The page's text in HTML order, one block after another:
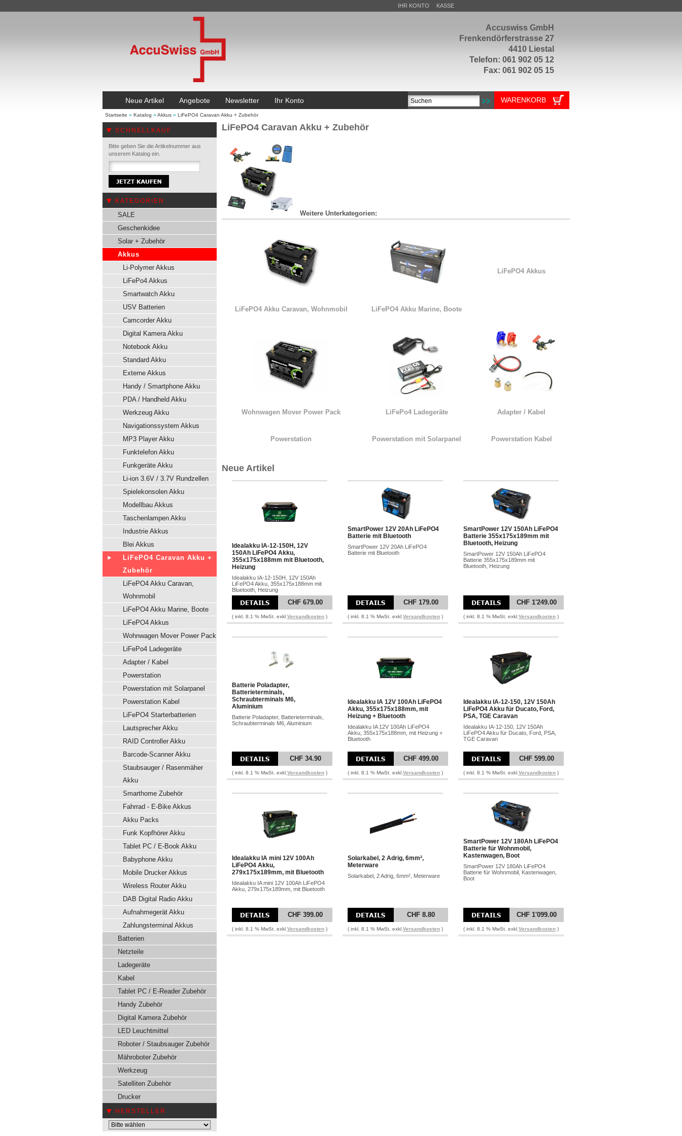
Accuswiss GmbH
Frenkendörferstrasse 27
4410 Liestal
Telefon: 061 902 05 12
Fax: 061 902 05 15
IHR KONTO KASSE
Neue Artikel Angebote Newsletter Ihr Konto WARENKORB
Startseite » Katalog » Akkus » LiFePO4 Caravan Akku + Zubehör
SCHNELLKAUF
Bitte geben Sie die Artikelnummer aus
unserem Katalog ein.
KATEGORIEN
SALE
Geschenkidee
Solar + Zubehör
Akkus
Li-Polymer Akkus
LiFePo4 Akkus
Smartwatch Akku
USV Batterien
Camcorder Akku
Digital Kamera Akku
Notebook Akku
Standard Akku
Externe Akkus
Handy / Smartphone Akku
PDA / Handheld Akku
Werkzeug Akku
Navigationssystem Akkus
MP3 Player Akku
Funktelefon Akku
Funkgeräte Akku
Li-ion 3.6V / 3.7V Rundzellen
Spielekonsolen Akku
Modellbau Akkus
Taschenlampen Akku
Industrie Akkus
Blei Akkus
LiFePO4 Caravan Akku +
Zubehör
LiFePO4 Akku Caravan,
Wohnmobil
LiFePO4 Akku Marine, Boote
LiFePO4 Akkus
Wohnwagen Mover Power Pack
LiFePo4 Ladegeräte
Adapter / Kabel
Powerstation
Powerstation mit Solarpanel
Powerstation Kabel
LiFePO4 Starterbatterien
Lautsprecher Akku
RAID Controller Akku
Barcode-Scanner Akku
Staubsauger / Rasenmäher
Akku
Smarthome Zubehör
Fahrrad - E-Bike Akkus
Akku Packs
Funk Kopfhörer Akku
Tablet PC / E-Book Akku
Babyphone Akku
Mobile Drucker Akkus
Wireless Router Akku
DAB Digital Radio Akku
Aufnahmegerät Akku
Zahlungsterminal Akkus
Batterien
Netzteile
Ladegeräte
Kabel
Tablet PC / E-Reader Zubehör
Handy Zubehör
Digital Kamera Zubehör
LED Leuchtmittel
Roboter / Staubsauger Zubehör
Mähroboter Zubehör
Werkzeug
Satelliten Zubehör
Drucker
HERSTELLER
LiFePO4 Caravan Akku + Zubehör
Weitere Unterkategorien:
LiFePO4 Akku Caravan, Wohnmobil LiFePO4 Akku Marine, Boote
LiFePO4 Akkus
Wohnwagen Mover Power Pack LiFePo4 Ladegeräte Adapter / Kabel
Powerstation Powerstation mit Solarpanel Powerstation Kabel
Neue Artikel
Idealakku IA-12-150H, 12V
150Ah LiFePO4 Akku,
355x175x188mm mit Bluetooth,
Heizung
Idealakku IA-12-150H, 12V 150Ah
LiFePO4 Akku, 355x175x188mm mit
Bluetooth, Heizung
CHF 679.00
( inkl. 8.1 % MwSt. exkl. Versandkosten )
SmartPower 12V 20Ah LiFePO4
Batterie mit Bluetooth
SmartPower 12V 20Ah LiFePO4
Batterie mit Bluetooth
CHF 179.00
( inkl. 8.1 % MwSt. exkl. Versandkosten )
SmartPower 12V 150Ah LiFePO4
Batterie 355x175x189mm mit
Bluetooth, Heizung
SmartPower 12V 150Ah LiFePO4
Batterie 355x175x189mm mit
Bluetooth, Heizung
CHF 1'249.00
( inkl. 8.1 % MwSt. exkl. Versandkosten )
Batterie Poladapter,
Batterieterminals,
Schraubterminals M6,
Aluminium
Batterie Poladapter, Batterieterminals,
Schraubterminals M6, Aluminium
CHF 34.90
( inkl. 8.1 % MwSt. exkl. Versandkosten )
Idealakku IA 12V 100Ah LiFePO4
Akku, 355x175x188mm, mit
Heizung + Bluetooth
Idealakku IA 12V 100Ah LiFePO4
Akku, 355x175x188mm, mit Heizung +
Bluetooth
CHF 499.00
( inkl. 8.1 % MwSt. exkl. Versandkosten )
Idealakku IA-12-150, 12V 150Ah
LiFePO4 Akku für Ducato, Ford,
PSA, TGE Caravan
Idealakku IA-12-150, 12V 150Ah
LiFePO4 Akku für Ducato, Ford, PSA,
TGE Caravan
CHF 599.00
( inkl. 8.1 % MwSt. exkl. Versandkosten )
Idealakku IA mini 12V 100Ah
LiFePO4 Akku,
279x175x189mm, mit Bluetooth
Idealakku IA mini 12V 100Ah LiFePO4
Akku, 279x175x189mm, mit Bluetooth
CHF 399.00
( inkl. 8.1 % MwSt. exkl. Versandkosten )
Solarkabel, 2 Adrig, 6mm²,
Meterware
Solarkabel, 2 Adrig, 6mm², Meterware
CHF 8.80
( inkl. 8.1 % MwSt. exkl. Versandkosten )
SmartPower 12V 180Ah LiFePO4
Batterie für Wohnmobil,
Kastenwagen, Boot
SmartPower 12V 180Ah LiFePO4
Batterie für Wohnmobil, Kastenwagen,
Boot
CHF 1'099.00
( inkl. 8.1 % MwSt. exkl. Versandkosten )